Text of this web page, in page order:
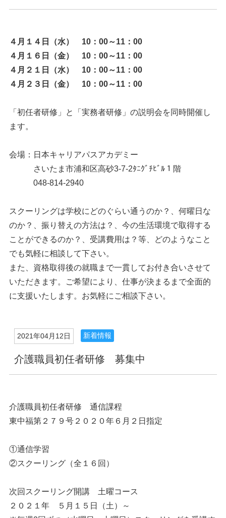
４月１４日（水） 10：00～11：00
４月１６日（金） 10：00～11：00
４月２１日（水） 10：00～11：00
４月２３日（金） 10：00～11：00
「初任者研修」と「実務者研修」の説明会を同時開催し
ます。
会場：日本キャリアパスアカデミー
さいたま市浦和区高砂3-7-2ﾀﾆｸﾞﾁﾋﾞﾙ１階
048-814-2940
スクーリングは学校にどのぐらい通うのか？、何曜日な
のか？、振り替えの方法は？、今の生活環境で取得する
ことができるのか？、受講費用は？等、どのようなこと
でも気軽に相談して下さい。
また、資格取得後の就職まで一貫してお付き合いさせて
いただきます。ご希望により、仕事が決まるまで全面的
に支援いたします。お気軽にご相談下さい。
2021年04月12日 新着情報
介護職員初任者研修 募集中
介護職員初任者研修 通信課程
東中福第２７９号２０２０年６月２日指定
①通信学習
②スクーリング（全１６回）
次回スクーリング開講 土曜コース
２０２１年 ５月１５日（土）～